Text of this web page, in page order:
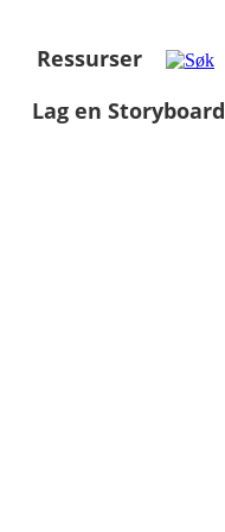
Ressurser
Lag en Storyboard